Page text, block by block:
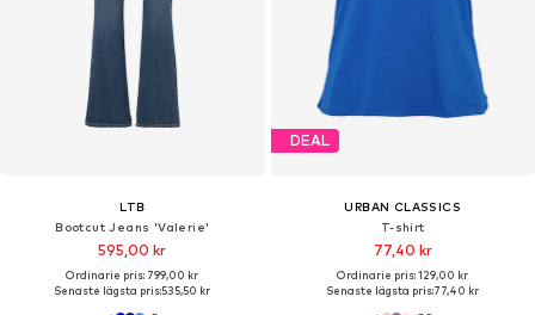
LTB
Bootcut Jeans 'Valerie'
595,00 kr
Ordinarie pris: 799,00 kr
Senaste lägsta pris:535,50 kr
DEAL
URBAN CLASSICS
T-shirt
77,40 kr
Ordinarie pris: 129,00 kr
Senaste lägsta pris:77,40 kr